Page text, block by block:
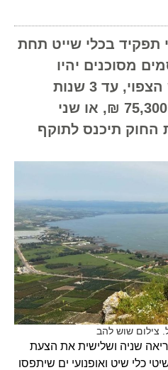
תפקיד בכלי שייט תחת
מסוכנים יהיו
עבירה פלילית. העונש הצפוי, עד 3 שנות
מאסר או קנס של עד 75,300 ₪, או שני
החוק תיכנס לתוקף
צילום שוש להב
שניה ושלישית את הצעת
כלי שיט ואופנועי ים שיתפסו